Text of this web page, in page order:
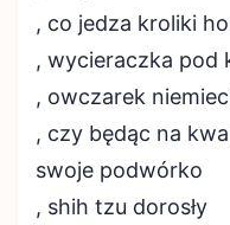
, co jedza kroliki
, wycieraczka pod
, owczarek
, czy będąc na
swoje podwórko
, shih tzu dorosły